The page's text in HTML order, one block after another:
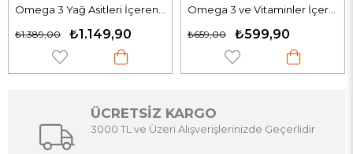
Omega 3 Yağ Asitleri İçeren Takviye Edici Gıda
₺1.149,90
₺1.389,00
Omega 3 ve Vitaminler İçeren Takviye Edici Gıda
₺599,90
₺659,00
ÜCRETSİZ KARGO
3000 TL ve Üzeri Alışverişlerinizde Geçerlidir